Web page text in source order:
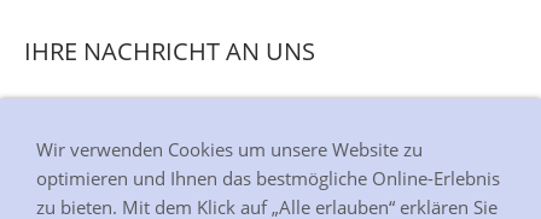
IHRE NACHRICHT AN UNS
Sie der Speicherung der für die Darstellung
notwendigen Cookies widersprochen haben.
Besuchen Sie die Seite
Datenschutzerklärung
, um
Wir verwenden Cookies um unsere Website zu
optimieren und Ihnen das bestmögliche Online-Erlebnis
zu bieten. Mit dem Klick auf „Alle erlauben“ erklären Sie